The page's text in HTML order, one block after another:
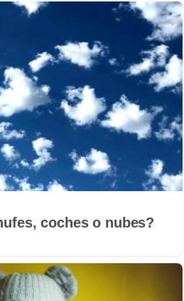
coches o nubes?